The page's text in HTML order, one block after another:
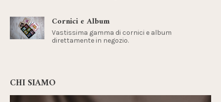
Cornici e Album
Vastissima gamma di cornici e album
direttamente in negozio.
CHI SIAMO